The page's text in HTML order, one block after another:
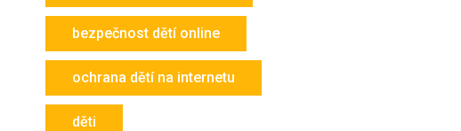
bezpečnost dětí online
ochrana dětí na internetu
děti